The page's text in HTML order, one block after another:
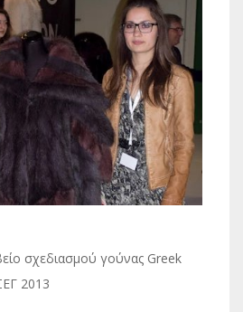
σχεδιασμού γούνας Greek
2013